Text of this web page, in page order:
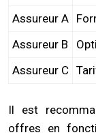
Assureur A
Assureur B
Assureur C
Il est
offres en